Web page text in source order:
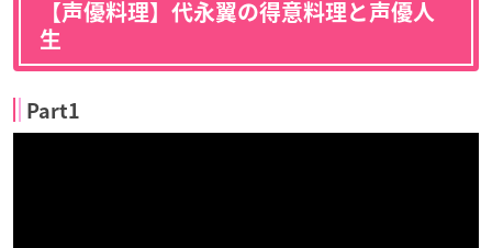
【声優料理】代永翼の得意料理と声優人
生
Part1